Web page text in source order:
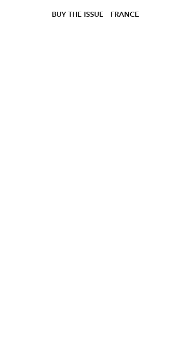
BUY THE ISSUE FRANCE